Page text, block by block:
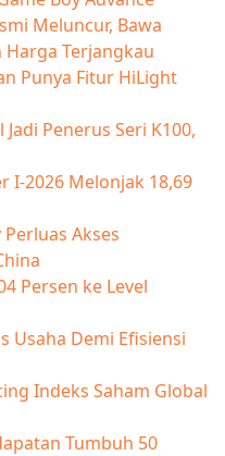
Meluncur, Bawa
Harga Terjangkau
Punya Fitur HiLight
Penerus Seri K100,
I-2026 Melonjak 18,69
Akses
Persen ke Level
Usaha Demi Efisiensi
Indeks Saham Global
Tumbuh 50